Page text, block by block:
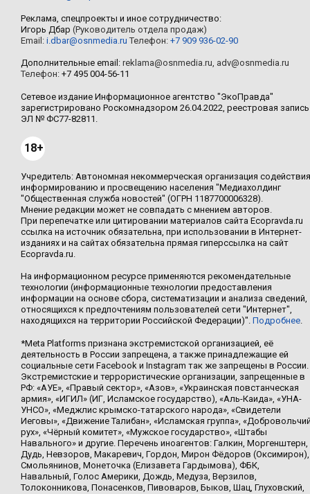
Реклама, спецпроекты и иное сотрудничество:
Игорь Дбар (Руководитель отдела продаж)
Email: i.dbar@osnmedia.ru Телефон: +7 909 936-02-90
Дополнительные email: reklama@osnmedia.ru, adv@osnmedia.ru
Телефон: +7 495 004-56-11
Сетевое издание Информационное агентство "ЭкоПравда"
зарегистрировано Роскомнадзором 26.04.2022, реестровая запись
ЭЛ № ФС77-82811.
18+
Учредитель: Автономная некоммерческая организация содействия
информированию и просвещению населения "Медиахолдинг
"Общественная служба новостей" (ОГРН 1187700006328).
Мнение редакции может не совпадать с мнением авторов.
При перепечатке или цитировании материалов сайта Ecopravda.ru
ссылка на источник обязательна, при использовании в Интернет-
изданиях и на сайтах обязательна прямая гиперссылка на сайт
Ecopravda.ru.
На информационном ресурсе применяются рекомендательные
технологии (информационные технологии предоставления
информации на основе сбора, систематизации и анализа сведений,
относящихся к предпочтениям пользователей сети "Интернет",
находящихся на территории Российской Федерации)". Подробнее.
*Meta Platforms признана экстремистской организацией, её
деятельность в России запрещена, а также принадлежащие ей
социальные сети Facebook и Instagram так же запрещены в России.
Экстремистские и террористические организации, запрещенные в
РФ: «АУЕ», «Правый сектор», «Азов», «Украинская повстанческая
армия», «ИГИЛ» (ИГ, Исламское государство), «Аль-Каида», «УНА-
УНСО», «Меджлис крымско-татарского народа», «Свидетели
Иеговы», «Движение Талибан», «Исламская группа»,
рух», «Чёрный комитет», «Мужское государство», «Штабы
Навального» и другие. Перечень иноагентов: Галкин, Моргенштерн,
Дудь, Невзоров, Макаревич, Гордон, Мирон Фёдоров (Оксимирон),
Смольянинов, Монеточка (Елизавета Гардымова), ФБК,
Навальный, Голос Америки, Дождь, Медуза, Верзилов,
Толоконникова, Понасенков, Пивоваров, Быков, Шац, Глуховский,